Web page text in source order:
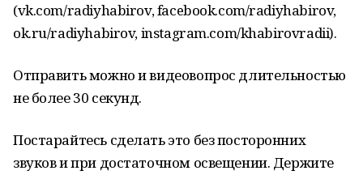
(vk.com/radiyhabirov, facebook.com/radiyhabirov,
ok.ru/radiyhabirov, instagram.com/khabirovradii).
Отправить можно и видеовопрос длительностью
не более 30 секунд.
Постарайтесь сделать это без посторонних
звуков и при достаточном освещении. Держите